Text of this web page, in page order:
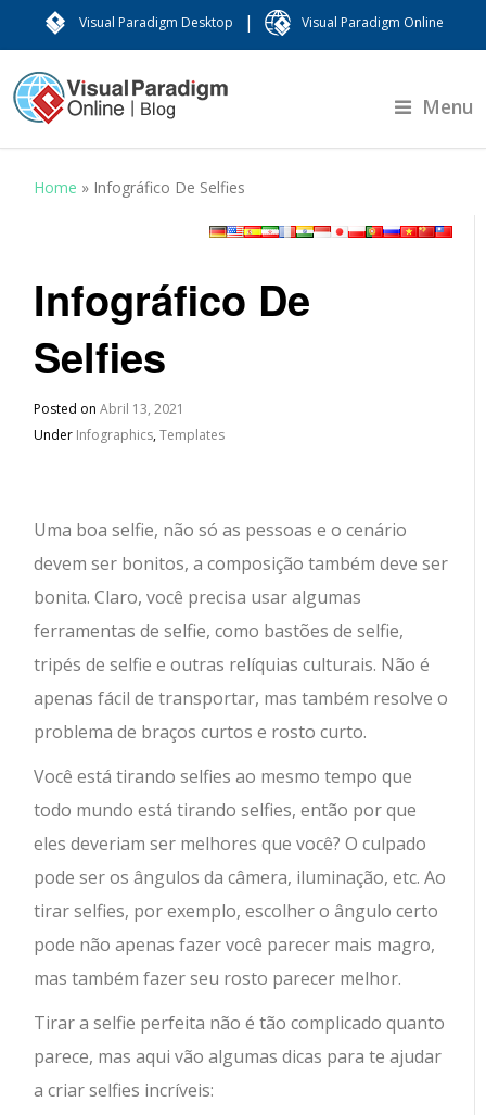
Visual Paradigm Desktop | Visual Paradigm Online
Menu
Home » Infográfico De Selfies
Infográfico De
Selfies
Posted onAbril 13, 2021
Under Infographics,Templates
Uma boa selfie, não só as pessoas e o cenário
devem ser bonitos, a composição também deve ser
bonita.Claro, você precisa usar algumas
ferramentas de selfie, como bastões de selfie,
tripés de selfie e outras relíquias culturais. Não é
apenas fácil de transportar, mas também resolve o
problema de braços curtos e rosto curto.
Você está tirando selfies ao mesmo tempo que
todo mundo está tirando selfies, então por que
eles deveriam ser melhores que você? O culpado
pode ser os ângulos da câmera, iluminação, etc. Ao
tirar selfies, por exemplo, escolher o ângulo certo
pode não apenas fazer você parecer mais magro,
mas também fazer seu rosto parecer melhor.
Tirar a selfie perfeita não é tão complicado quanto
parece, mas aqui vão algumas dicas para te ajudar
a criar selfies incríveis: